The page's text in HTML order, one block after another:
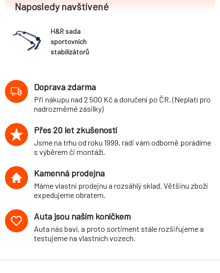
Naposledy navštívené
H&R sada
sportovních
stabilizátorů
Sportback, 4WD,
průměr 27
mm/25 mm
Doprava zdarma
Při nákupu nad 2 500 Kč a doručení po ČR. (Neplatí pro
nadrozměrné zásilky)
Přes 20 let zkušeností
Jsme na trhu od roku 1999, rádi vám odborně porádíme
s výběrem či montáží.
Kamenná prodejna
Máme vlastní prodejnu a rozsáhlý sklad. Většinu zboží
expedujeme obratem.
Auta jsou naším koníčkem
Auta nás baví, a proto sortiment stále rozšiřujeme a
testujeme na vlastních vozech.